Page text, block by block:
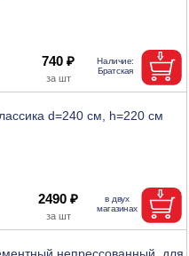
740 ₽
d=240 cм, h=220 см
2490 ₽
непрессованный, для